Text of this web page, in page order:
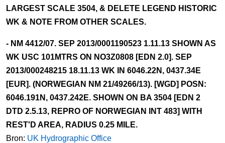
LARGEST SCALE 3504, & DELETE LEGEND HISTORIC
WK & NOTE FROM OTHER SCALES.
- NM 4412/07. SEP 2013/0001190523 1.11.13 SHOWN AS
WK USC 101MTRS ON NO3Z0808 [EDN 2.0]. SEP
2013/000248215 18.11.13 WK IN 6046.22N, 0437.34E
[EUR]. (NORWEGIAN NM 21/49266/13). [WGD] POSN:
6046.191N, 0437.242E. SHOWN ON BA 3504 [EDN 2
DTD 2.5.13, REPRO OF NORWEGIAN INT 483] WITH
REST'D AREA, RADIUS 0.25 MILE.
Bron: UK Hydrographic Office